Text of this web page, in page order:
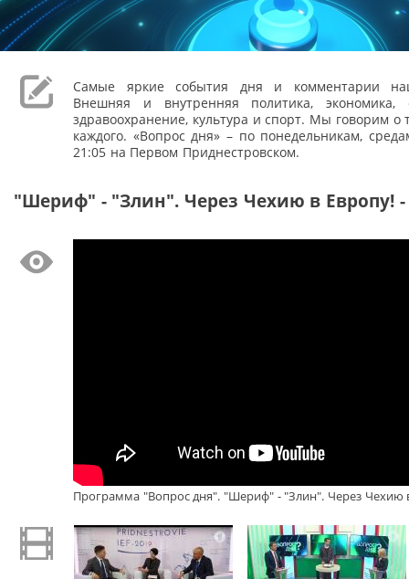
Самые яркие события дня и комментарии
Внешняя и внутренняя политика, экономика,
здравоохранение, культура и спорт. Мы говорим о
каждого. «Вопрос дня» – по понедельникам,
21:05 на Первом Приднестровском.
"Шериф" - "Злин". Через Чехию в Европу! -
Программа "Вопрос дня". "Шериф" - "Злин". Через Чехию